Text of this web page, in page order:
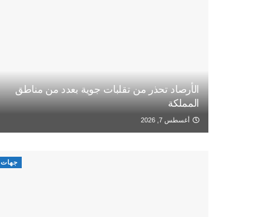
الأرصاد تحذر من تقلبات جوية بعدد من مناطق
المملكة
أغسطس 7, 2026
جهات